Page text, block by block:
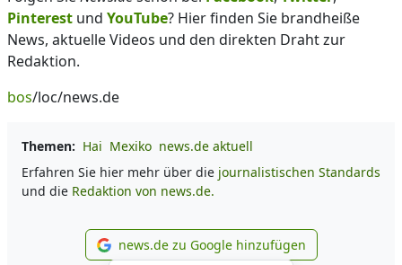
Pinterest und YouTube? Hier finden Sie brandheiße
News, aktuelle Videos und den direkten Draht zur
Redaktion.
bos/loc/news.de
Themen: Hai Mexiko news.de aktuell
Erfahren Sie hier mehr über die journalistischen Standards
und die Redaktion von news.de.
news.de zu Google
news.de zu Google hinzufügen